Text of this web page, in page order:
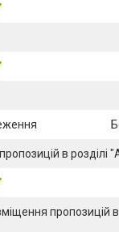
в розділі
пропозицій в